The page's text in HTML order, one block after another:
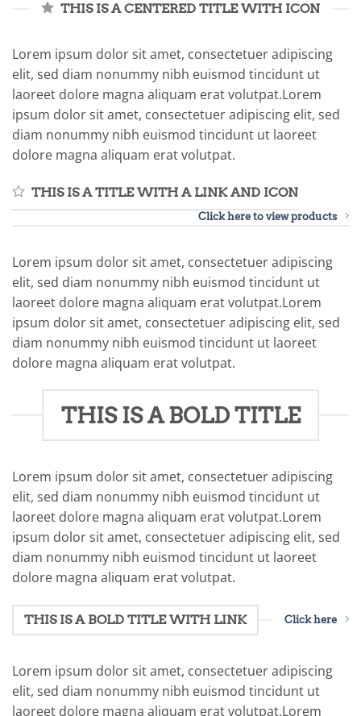
THIS IS A CENTERED TITLE WITH ICON
Lorem ipsum dolor sit amet, consectetuer adipiscing
elit, sed diam nonummy nibh euismod tincidunt ut
laoreet dolore magna aliquam erat volutpat.Lorem
ipsum dolor sit amet, consectetuer adipiscing elit, sed
diam nonummy nibh euismod tincidunt ut laoreet
dolore magna aliquam erat volutpat.
THIS IS A TITLE WITH A LINK AND ICON
Click here to view products
Lorem ipsum dolor sit amet, consectetuer adipiscing
elit, sed diam nonummy nibh euismod tincidunt ut
laoreet dolore magna aliquam erat volutpat.Lorem
ipsum dolor sit amet, consectetuer adipiscing elit, sed
diam nonummy nibh euismod tincidunt ut laoreet
dolore magna aliquam erat volutpat.
THIS IS A BOLD TITLE
Lorem ipsum dolor sit amet, consectetuer adipiscing
elit, sed diam nonummy nibh euismod tincidunt ut
laoreet dolore magna aliquam erat volutpat.Lorem
ipsum dolor sit amet, consectetuer adipiscing elit, sed
diam nonummy nibh euismod tincidunt ut laoreet
dolore magna aliquam erat volutpat.
THIS IS A BOLD TITLE WITH LINK Click here
Lorem ipsum dolor sit amet, consectetuer adipiscing
elit, sed diam nonummy nibh euismod tincidunt ut
laoreet dolore magna aliquam erat volutpat.Lorem